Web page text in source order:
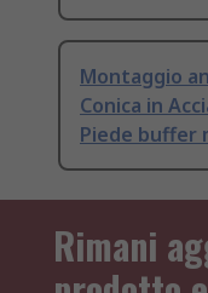
Montaggio
Conica in
Piede buffer
Rimani